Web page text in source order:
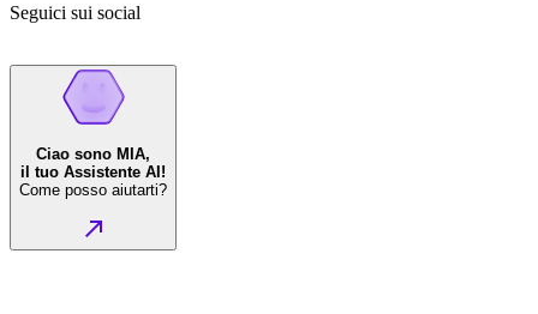
Seguici sui social
Ciao sono MIA,
il tuo Assistente AI!
Come posso aiutarti?